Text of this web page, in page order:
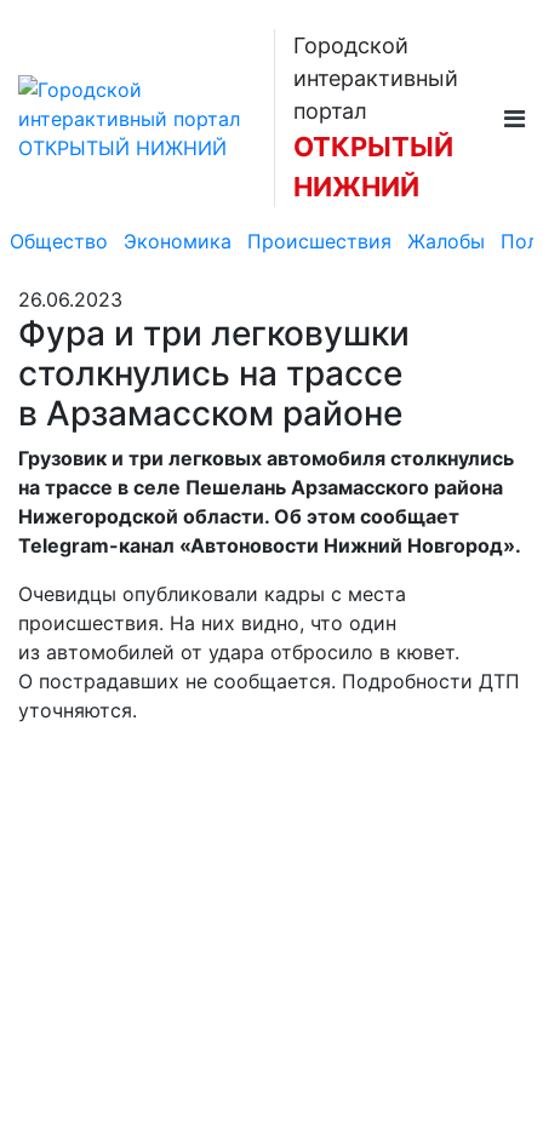
Городской
интерактивный
портал
ОТКРЫТЫЙ
НИЖНИЙ
Общество Экономика Происшествия Жалобы
26.06.2023
Фура и три легковушки
столкнулись на трассе
в Арзамасском районе
Грузовик и три легковых автомобиля столкнулись
на трассе в селе Пешелань Арзамасского района
Нижегородской области. Об этом сообщает
Telegram-канал «Автоновости Нижний Новгород».
Очевидцы опубликовали кадры с места
происшествия. На них видно, что один
из автомобилей от удара отбросило в кювет.
О пострадавших не сообщается. Подробности ДТП
уточняются.